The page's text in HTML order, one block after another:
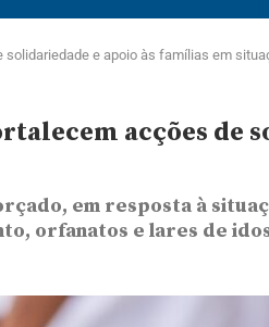
solidariedade e apoio às famílias em
acções de
em resposta à
orfanatos e lares de